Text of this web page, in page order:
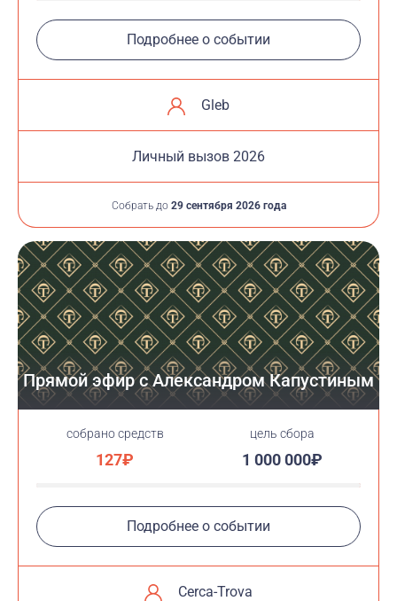
Подробнее о событии
Gleb
Личный вызов 2026
Собрать до 29 сентября 2026 года
Прямой эфир с Александром Капустиным
cобрано средств
127₽
цель сбора
1 000 000₽
Подробнее о событии
Cerca-Trova